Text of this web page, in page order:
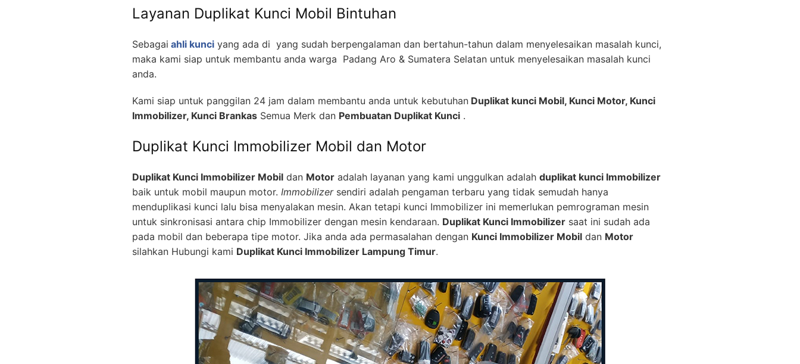
Layanan Duplikat Kunci Mobil Bintuhan
Sebagai ahli kunci yang ada di yang sudah berpengalaman dan bertahun-tahun dalam menyelesaikan masalah kunci,
maka kami siap untuk membantu anda warga Padang Aro & Sumatera Selatan untuk menyelesaikan masalah kunci
anda.
Kami siap untuk panggilan 24 jam dalam membantu anda untuk kebutuhan Duplikat kunci Mobil, Kunci Motor, Kunci
Immobilizer, Kunci Brankas Semua Merk dan Pembuatan Duplikat Kunci .
Duplikat Kunci Immobilizer Mobil dan Motor
Duplikat Kunci Immobilizer Mobil dan Motor adalah layanan yang kami unggulkan adalah duplikat kunci Immobilizer
baik untuk mobil maupun motor. Immobilizersendiri adalah pengaman terbaru yang tidak semudah hanya
menduplikasi kunci lalu bisa menyalakan mesin. Akan tetapi kunci Immobilizer ini memerlukan pemrograman mesin
untuk sinkronisasi antara chip Immobilizer dengan mesin kendaraan. Duplikat Kunci Immobilizer saat ini sudah ada
pada mobil dan beberapa tipe motor. Jika anda ada permasalahan dengan Kunci Immobilizer Mobil dan Motor
silahkan Hubungi kami Duplikat Kunci Immobilizer Lampung Timur.